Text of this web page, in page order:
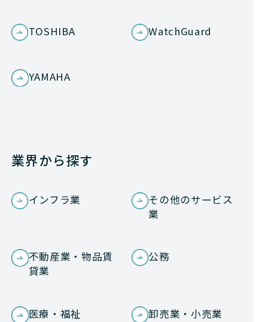
TOSHIBA WatchGuard
YAMAHA
業界から探す
インフラ業
その他のサービス
業
不動産業・物品賃
貸業
公務
医療・福祉 卸売業・小売業